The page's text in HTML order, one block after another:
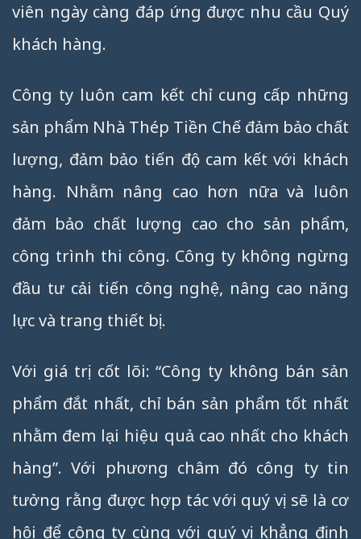
viên ngày càng đáp ứng được nhu cầu Quý
khách hàng.
Công ty luôn cam kết chỉ cung cấp những
sản phẩm Nhà Thép Tiền Chế đảm bảo chất
lượng, đảm bảo tiến độ cam kết với khách
hàng. Nhằm nâng cao hơn nữa và luôn
đảm bảo chất lượng cao cho sản phẩm,
công trình thi công. Công ty không ngừng
đầu tư cải tiến công nghệ, nâng cao năng
lực và trang thiết bị.
Với giá trị cốt lõi: “Công ty không bán sản
phẩm đắt nhất, chỉ bán sản phẩm tốt nhất
nhằm đem lại hiệu quả cao nhất cho khách
hàng”. Với phương châm đó công ty tin
tưởng rằng được hợp tác với quý vị sẽ là cơ
hội để công ty cùng với quý vị khẳng định